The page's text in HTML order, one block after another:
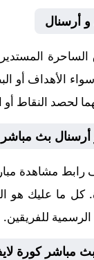
و أرسنال
الأهداف أو
لحصد النقاط
أرسنال بث مباشر
رابط مشاهدة
كل ما عليك
الرسمية للفريقين.
بث مباشر كورة